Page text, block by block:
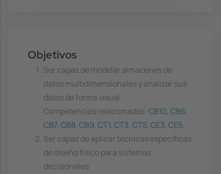
Objetivos
Ser capaz de modelar almacenes de
datos multidimensionales y analizar sus
datos de forma visual
Competencias relacionadas: CB10, CB6,
CB7, CB8, CB9, CT1, CT3, CT5, CE3, CE5,
Ser capaz de aplicar técnicas específicas
de diseño físico para sistemas
decisionales